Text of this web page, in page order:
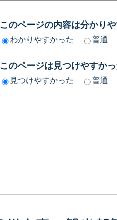
このページの内容は分かり
わかりやすかった 普通
このページは見つけやすか
見つけやすかった 普通